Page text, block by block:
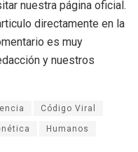
nuestra página oficial.
directamente en la
es muy
y nuestros
Código Viral
Humanos